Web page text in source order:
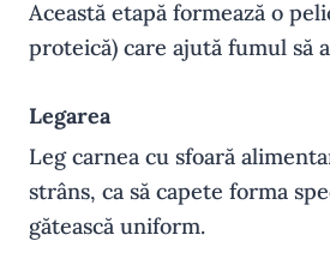
Această etapă formează o
proteică) care ajută fumul să
Legarea
Leg carnea cu sfoară
strâns, ca să capete forma
gătească uniform.